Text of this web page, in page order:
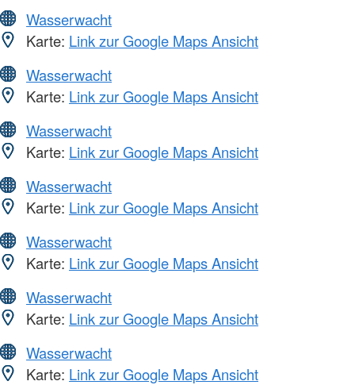
Wasserwacht
Karte: Link zur Google Maps Ansicht
Wasserwacht
Karte: Link zur Google Maps Ansicht
Wasserwacht
Karte: Link zur Google Maps Ansicht
Wasserwacht
Karte: Link zur Google Maps Ansicht
Wasserwacht
Karte: Link zur Google Maps Ansicht
Wasserwacht
Karte: Link zur Google Maps Ansicht
Wasserwacht
Karte: Link zur Google Maps Ansicht